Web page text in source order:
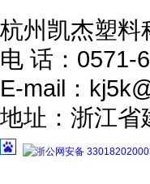
杭州凯杰
电 话：
E-mail：
地址：浙江省
浙公网安备